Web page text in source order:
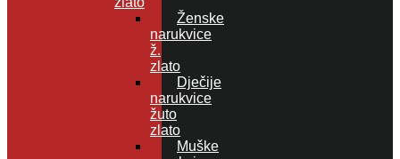
Ženske
narukvice
ž.
zlato
Dječije
narukvice
žuto
zlato
Muške